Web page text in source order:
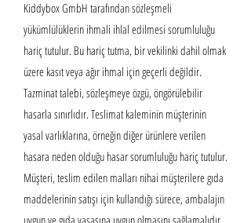
Kiddybox GmbH tarafından sözleşmeli
yükümlülüklerin ihmali ihlal edilmesi sorumluluğu
hariç tutulur. Bu hariç tutma, bir vekilinki dahil olmak
üzere kasıt veya ağır ihmal için geçerli değildir.
Tazminat talebi, sözleşmeye özgü, öngörülebilir
hasarla sınırlıdır. Teslimat kaleminin müşterinin
yasal varlıklarına, örneğin diğer ürünlere verilen
hasara neden olduğu hasar sorumluluğu hariç tutulur.
Müşteri, teslim edilen malları nihai müşterilere gıda
maddelerinin satışı için kullandığı sürece, ambalajın